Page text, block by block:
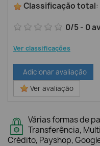
Classificação total:
0/5- 0
Ver classificações
Adicionar avaliação
Ver avaliação
Várias formas de
Transferência,
Crédito, Payshop,